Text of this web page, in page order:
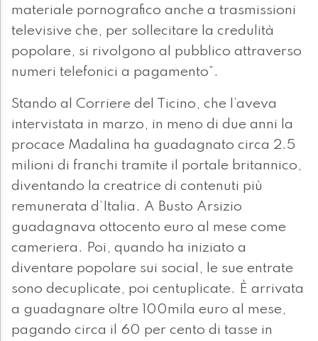
materiale pornografico anche a trasmissioni
televisive che, per sollecitare la credulità
popolare, si rivolgono al pubblico attraverso
numeri telefonici a pagamento”.
Stando al Corriere del Ticino, che l’aveva
intervistata in marzo, in meno di due anni la
procace Madalina ha guadagnato circa 2.5
milioni di franchi tramite il portale britannico,
diventando la creatrice di contenuti più
remunerata d’Italia. A Busto Arsizio
guadagnava ottocento euro al mese come
cameriera. Poi, quando ha iniziato a
diventare popolare sui social, le sue entrate
sono decuplicate, poi centuplicate. È arrivata
a guadagnare oltre 100mila euro al mese,
pagando circa il 60 per cento di tasse in